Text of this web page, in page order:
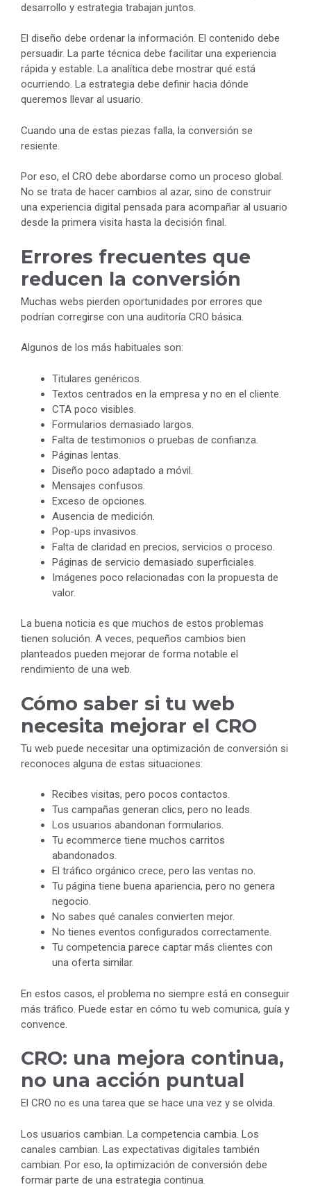
desarrollo y estrategia trabajan juntos.
El diseño debe ordenar la información. El contenido debe
persuadir. La parte técnica debe facilitar una experiencia
rápida y estable. La analítica debe mostrar qué está
ocurriendo. La estrategia debe definir hacia dónde
queremos llevar al usuario.
Cuando una de estas piezas falla, la conversión se
resiente.
Por eso, el CRO debe abordarse como un proceso global.
No se trata de hacer cambios al azar, sino de construir
una experiencia digital pensada para acompañar al usuario
desde la primera visita hasta la decisión final.
Errores frecuentes que
reducen la conversión
Muchas webs pierden oportunidades por errores que
podrían corregirse con una auditoría CRO básica.
Algunos de los más habituales son:
Titulares genéricos.
Textos centrados en la empresa y no en el cliente.
CTA poco visibles.
Formularios demasiado largos.
Falta de testimonios o pruebas de confianza.
Páginas lentas.
Diseño poco adaptado a móvil.
Mensajes confusos.
Exceso de opciones.
Ausencia de medición.
Pop-ups invasivos.
Falta de claridad en precios, servicios o proceso.
Páginas de servicio demasiado superficiales.
Imágenes poco relacionadas con la propuesta de
valor.
La buena noticia es que muchos de estos problemas
tienen solución. A veces, pequeños cambios bien
planteados pueden mejorar de forma notable el
rendimiento de una web.
Cómo saber si tu web
necesita mejorar el CRO
Tu web puede necesitar una optimización de conversión si
reconoces alguna de estas situaciones:
Recibes visitas, pero pocos contactos.
Tus campañas generan clics, pero no leads.
Los usuarios abandonan formularios.
Tu ecommerce tiene muchos carritos
abandonados.
El tráfico orgánico crece, pero las ventas no.
Tu página tiene buena apariencia, pero no genera
negocio.
No sabes qué canales convierten mejor.
No tienes eventos configurados correctamente.
Tu competencia parece captar más clientes con
una oferta similar.
En estos casos, el problema no siempre está en conseguir
más tráfico. Puede estar en cómo tu web comunica, guía y
convence.
CRO: una mejora continua,
no una acción puntual
El CRO no es una tarea que se hace una vez y se olvida.
Los usuarios cambian. La competencia cambia. Los
canales cambian. Las expectativas digitales también
cambian. Por eso, la optimización de conversión debe
formar parte de una estrategia continua.